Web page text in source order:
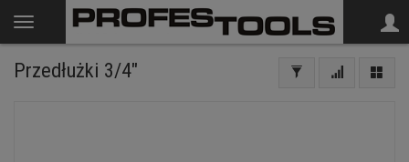
Przedłużki 3/4"